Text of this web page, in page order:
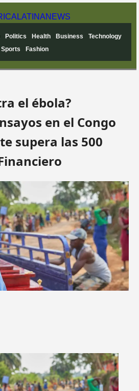
LATINANEWS
Politics Health Business
Technology
Sports
Fashion
el ébola?
en el Congo
supera las 500